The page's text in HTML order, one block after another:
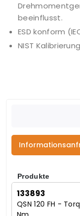
beeinflusst.
ESD konform
NIST
Produkte
133893
QSN 120 FH -